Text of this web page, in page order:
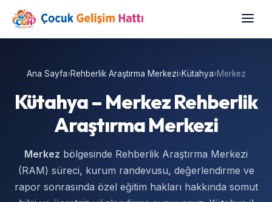
Ana Sayfa›Rehberlik Araştırma Merkezi›Kütahya›Merkez
Kütahya – Merkez Rehberlik
Araştırma Merkezi
Merkez bölgesinde Rehberlik Araştırma Merkezi
(RAM) süreci, kurum randevusu, değerlendirme ve
rapor sonrasında özel eğitim hakları hakkında somut